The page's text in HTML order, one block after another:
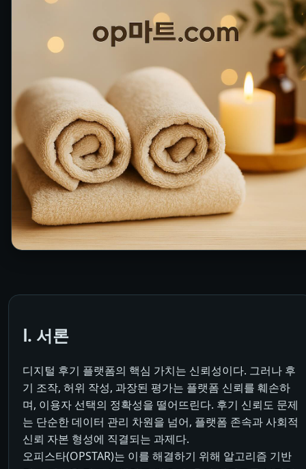
Ⅰ. 서론
디지털 후기 플랫폼의 핵심 가치는 신뢰성이다. 그러나 후
기 조작, 허위 작성, 과장된 평가는 플랫폼 신뢰를 훼손하
며, 이용자 선택의 정확성을 떨어뜨린다. 후기 신뢰도 문제
는 단순한 데이터 관리 차원을 넘어, 플랫폼 존속과 사회적
신뢰 자본 형성에 직결되는 과제다.
오피스타(OPSTAR)는 이를 해결하기 위해 알고리즘 기반